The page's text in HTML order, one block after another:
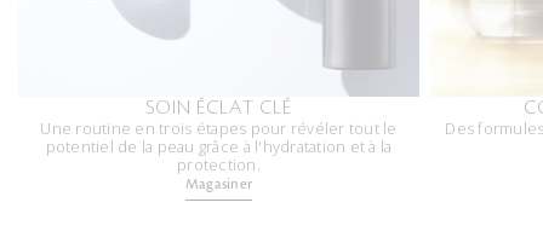
SOIN ÉCLAT CLÉ
Une routine en trois étapes pour révéler tout le
potentiel de la peau grâce à l'hydratation et à la
protection.
Magasiner
Des